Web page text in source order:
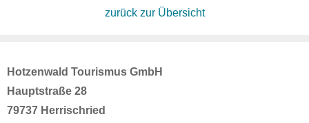
zurück zur Übersicht
Hotzenwald Tourismus GmbH
Hauptstraße 28
79737 Herrischried